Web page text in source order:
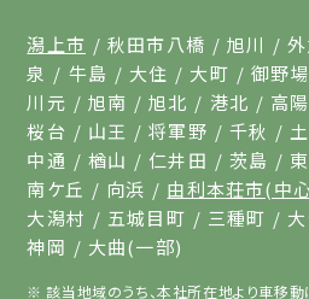
潟上市 秋田市八橋 旭川
泉
牛島 大住 大町 御野場
川元
旭南 旭北 港北 高陽
桜台
山王 将軍野 千秋
中通
楢山 仁井田 茨島
南ケ丘
向浜 由利本荘市(中
大潟村
五城目町 三種町
神岡
大曲(一部)
該当地域のうち、本社所在地より車移動